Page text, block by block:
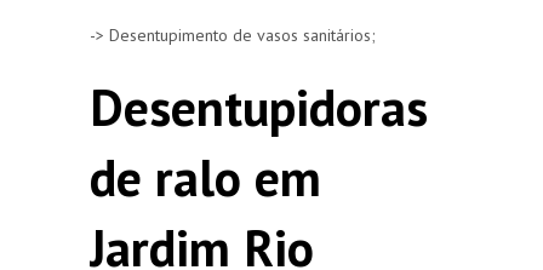
-> Desentupimento de vasos sanitários;
Desentupidoras
de ralo em
Jardim Rio